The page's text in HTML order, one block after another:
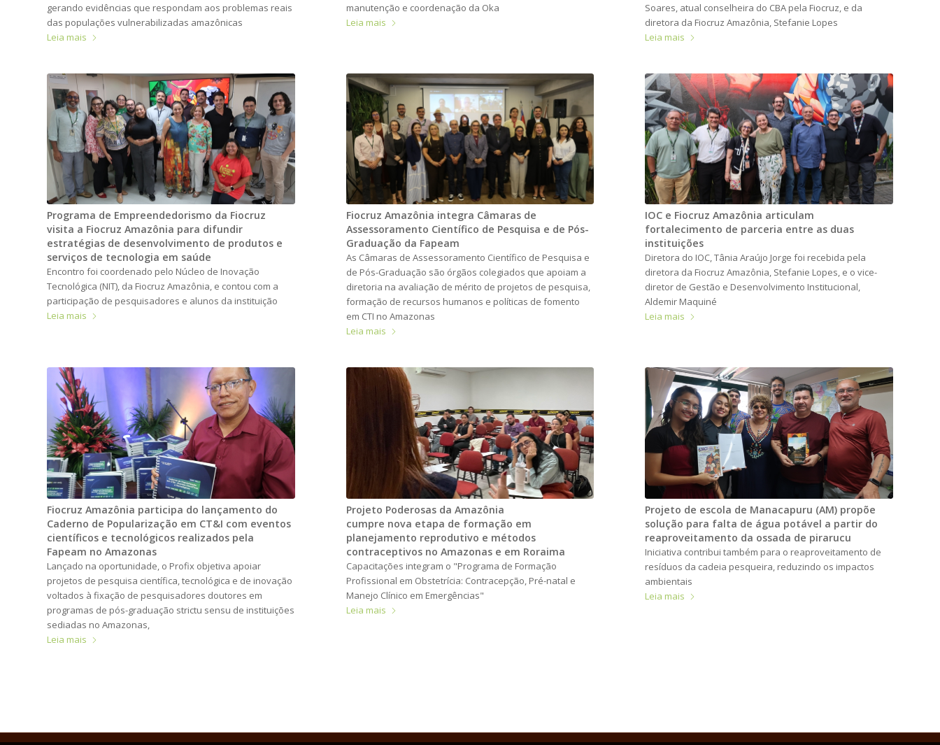
gerando evidências que respondam aos problemas reais
das populações vulnerabilizadas amazônicas
Leia mais
manutenção e coordenação da Oka
Leia mais
Soares, atual conselheira do CBA pela Fiocruz, e da
diretora da Fiocruz Amazônia, Stefanie Lopes
Leia mais
Programa de Empreendedorismo da Fiocruz
visita a Fiocruz Amazônia para difundir
estratégias de desenvolvimento de produtos e
serviços de tecnologia em saúde
Encontro foi coordenado pelo Núcleo de Inovação
Tecnológica (NIT), da Fiocruz Amazônia, e contou com a
participação de pesquisadores e alunos da instituição
Leia mais
Fiocruz Amazônia integra Câmaras de
Assessoramento Científico de Pesquisa e de Pós-
Graduação da Fapeam
As Câmaras de Assessoramento Científico de Pesquisa e
de Pós-Graduação são órgãos colegiados que apoiam a
diretoria na avaliação de mérito de projetos de pesquisa,
formação de recursos humanos e políticas de fomento
em CTI no Amazonas
Leia mais
IOC e Fiocruz Amazônia articulam
fortalecimento de parceria entre as duas
instituições
Diretora do IOC, Tânia Araújo Jorge foi recebida pela
diretora da Fiocruz Amazônia, Stefanie Lopes, e o vice-
diretor de Gestão e Desenvolvimento Institucional,
Aldemir Maquiné
Leia mais
Fiocruz Amazônia participa do lançamento do
Caderno de Popularização em CT&I com eventos
científicos e tecnológicos realizados pela
Fapeam no Amazonas
Lançado na oportunidade, o Profix objetiva apoiar
projetos de pesquisa científica, tecnológica e de inovação
voltados à fixação de pesquisadores doutores em
programas de pós-graduação strictu sensu de instituições
sediadas no Amazonas,
Leia mais
Projeto Poderosas da Amazônia
cumpre nova etapa de formação em
planejamento reprodutivo e métodos
contraceptivos no Amazonas e em Roraima
Capacitações integram o "Programa de Formação
Profissional em Obstetrícia: Contracepção, Pré-natal e
Manejo Clínico em Emergências"
Leia mais
Projeto de escola de Manacapuru (AM) propõe
solução para falta de água potável a partir do
reaproveitamento da ossada de pirarucu
Iniciativa contribui também para o reaproveitamento de
resíduos da cadeia pesqueira, reduzindo os impactos
ambientais
Leia mais